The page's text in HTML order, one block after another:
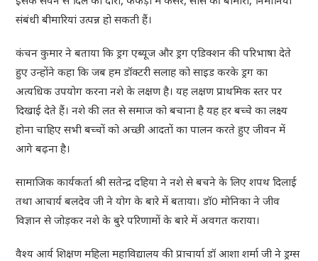
संबंधी बीमारियां उत्पन्न हो सकती हैं।
कंचन कुमार ने बताया कि ड्रग एब्यूज और ड्रग एडिक्शन की परिभाषा देते
हुए उन्होंने कहा कि जब हम डॉक्टरी सलाह को साइड करके ड्रग का
अत्यधिक उपयोग करना नशे के लक्षण है। यह लक्षण प्राथमिक स्तर पर
दिखाई देते हैं। नशे की लत से समाज को बचाना है यह हर बच्चे का लक्ष्य
होना चाहिए सभी बच्चों को अच्छी आदतों का पालन करते हुए जीवन में
आगे बढ़ना है।
सामाजिक कार्यकर्ता श्री सतेन्द्र दहिया ने नशे से बचने के लिए शपथ दिलाई
तथा आचार्य बलदेव जी ने योग के बारे में बताया। डाॅ0 मोनिका ने जीव
विज्ञान से जोड़कर नशे के बुरे परिणामों के बारे में अवगत कराया।
वैश्य आर्य शिक्षण महिला महाविद्यालय की प्राचार्या डॉ आशा शर्मा जी ने ड्रग्स